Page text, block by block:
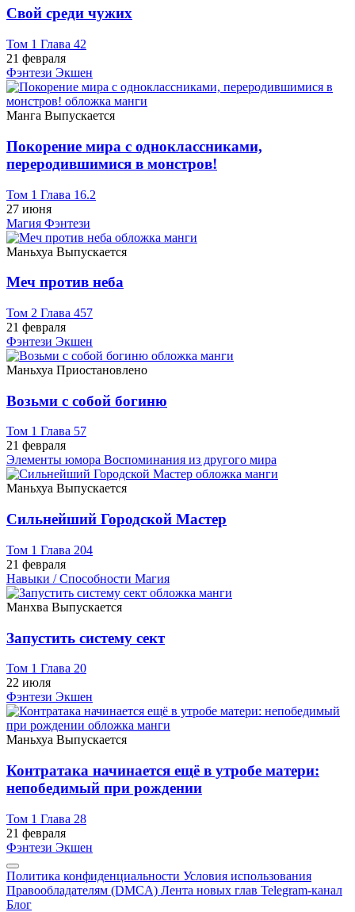
Свой среди чужих
Том 1 Глава 42
21 февраля
Фэнтези Экшен
Манга Выпускается
Покорение мира с одноклассниками,
переродившимися в монстров!
Том 1 Глава 16.2
27 июня
Магия Фэнтези
Маньхуа Выпускается
Меч против неба
Том 2 Глава 457
21 февраля
Фэнтези Экшен
Маньхуа Приостановлено
Возьми с собой богиню
Том 1 Глава 57
21 февраля
Элементы юмора Воспоминания из другого мира
Маньхуа Выпускается
Сильнейший Городской Мастер
Том 1 Глава 204
21 февраля
Навыки / Способности Магия
Манхва Выпускается
Запустить систему сект
Том 1 Глава 20
22 июля
Фэнтези Экшен
Маньхуа Выпускается
Контратака начинается ещё в утробе матери:
непобедимый при рождении
Том 1 Глава 28
21 февраля
Фэнтези Экшен
Политика конфиденциальности Условия использования
Правообладателям (DMCA) Лента новых глав Telegram-канал
Блог